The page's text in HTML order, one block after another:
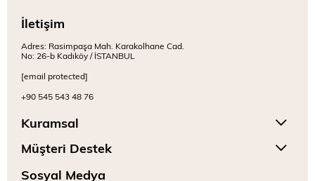
İletişim
Adres: Rasimpaşa Mah. Karakolhane Cad.
No: 26-b Kadıköy / İSTANBUL
[email protected]
+90 545 543 48 76
Kuramsal
Müşteri Destek
Sosyal Medya